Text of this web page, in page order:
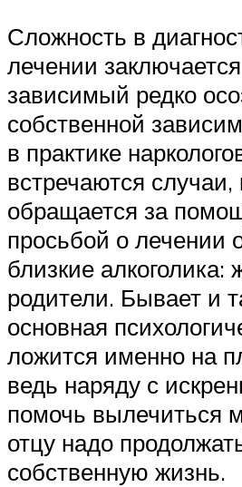
Сложность в
лечении
зависимый редко
собственной
в практике
встречаются
обращается за
просьбой о лечении
близкие алкоголика:
родители. Бывает и
основная
ложится именно на
ведь наряду с
помочь вылечиться
отцу надо
собственную жизнь.